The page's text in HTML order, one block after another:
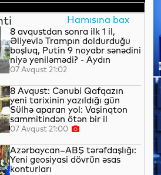
Hamısına bax
8 avqustdan sonra ilk 1 il,
Əliyevlə Trampın doldurduğu
boşluq, Putin 9 noyabr sənədini
niyə yeniləmədi? - Aydın
QULİYEV yazır...
07 Avqust 21:02
8 Avqust: Cənubi Qafqazın
yeni tarixinin yazıldığı gün
Sülhə aparan yol: Vaşinqton
sammitindən ötən bir il
07 Avqust 21:00
Azərbaycan–ABŞ tərəfdaşlığı:
Yeni geosiyasi dövrün əsas
konturları